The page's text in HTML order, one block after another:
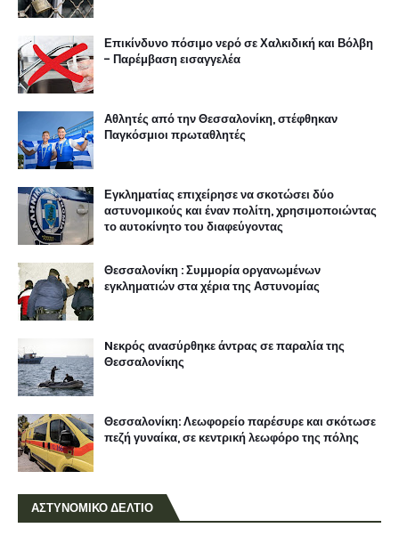
Επικίνδυνο πόσιμο νερό σε Χαλκιδική και Βόλβη
- Παρέμβαση εισαγγελέα
Αθλητές από την Θεσσαλονίκη, στέφθηκαν
Παγκόσμιοι πρωταθλητές
Εγκληματίας επιχείρησε να σκοτώσει δύο
αστυνομικούς και έναν πολίτη, χρησιμοποιώντας
το αυτοκίνητο του διαφεύγοντας
Θεσσαλονίκη : Συμμορία οργανωμένων
εγκληματιών στα χέρια της Αστυνομίας
Nεκρός ανασύρθηκε άντρας σε παραλία της
Θεσσαλονίκης
Θεσσαλονίκη: Λεωφορείο παρέσυρε και σκότωσε
πεζή γυναίκα, σε κεντρική λεωφόρο της πόλης
ΑΣΤΥΝΟΜΙΚΟ ΔΕΛΤΙΟ